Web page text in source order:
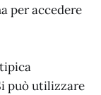
per accedere
può utilizzare